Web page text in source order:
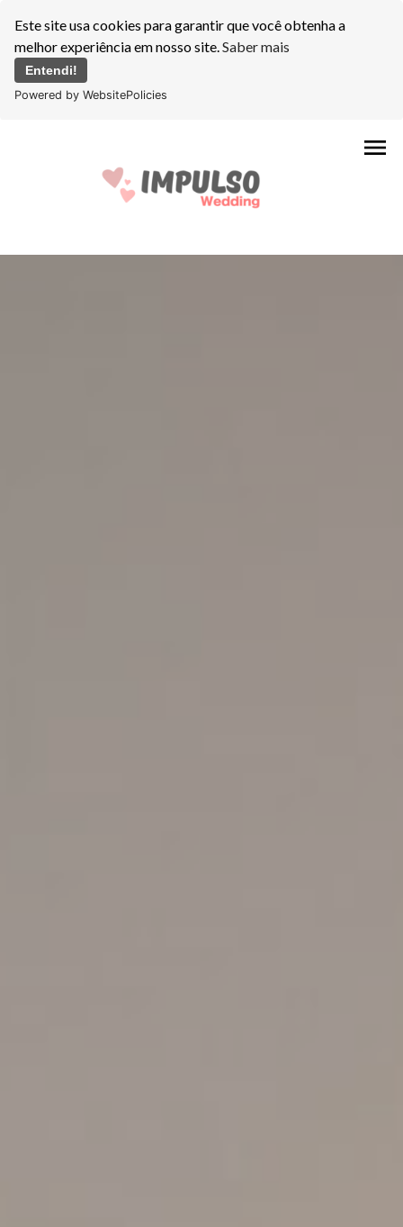
Este site usa cookies para garantir que você obtenha a
melhor experiência em nosso site.Saber mais
Entendi!
Powered by WebsitePolicies
menu